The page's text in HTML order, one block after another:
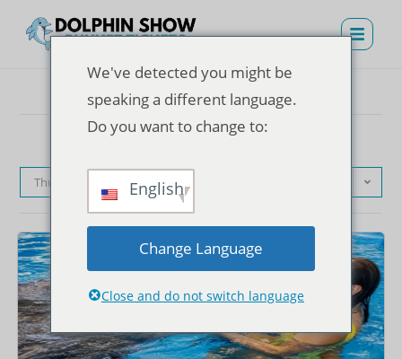
Thứ tự mặc định
We've detected you might be
speaking a different language.
Do you want to change to:
English
Change Language
Close and do not switch language